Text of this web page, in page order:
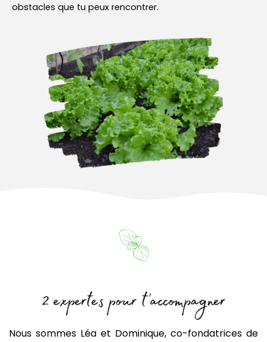
obstacles que tu peux rencontrer.
Nous sommes Léa et Dominique, co-fondatrices de